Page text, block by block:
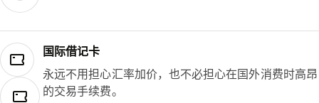
国际借记卡
永远不用担心汇率加价，也不必担心在国外消费时高昂
的交易手续费。